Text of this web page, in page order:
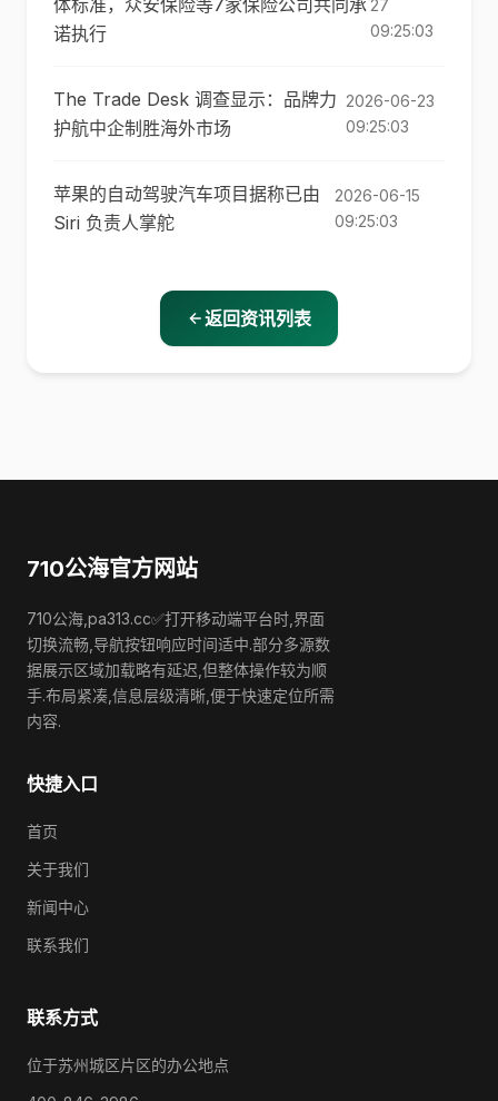
体标准，众安保险等7家保险公司共同承
诺执行
27
09:25:03
The Trade Desk 调查显示：品牌力
护航中企制胜海外市场
2026-06-23
09:25:03
苹果的自动驾驶汽车项目据称已由
Siri 负责人掌舵
2026-06-15
09:25:03
返回资讯列表
710公海官方网站
710公海,pa313.cc✅打开移动端平台时,界面
切换流畅,导航按钮响应时间适中.部分多源数
据展示区域加载略有延迟,但整体操作较为顺
手.布局紧凑,信息层级清晰,便于快速定位所需
内容.
快捷入口
首页
关于我们
新闻中心
联系我们
联系方式
位于苏州城区片区的办公地点